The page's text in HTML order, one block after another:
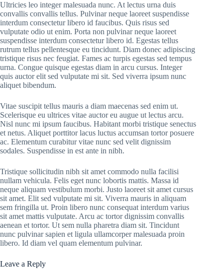
Ultricies leo integer malesuada nunc. At lectus urna duis
convallis convallis tellus. Pulvinar neque laoreet suspendisse
interdum consectetur libero id faucibus. Quis risus sed
vulputate odio ut enim. Porta non pulvinar neque laoreet
suspendisse interdum consectetur libero id. Egestas tellus
rutrum tellus pellentesque eu tincidunt. Diam donec adipiscing
tristique risus nec feugiat. Fames ac turpis egestas sed tempus
urna. Congue quisque egestas diam in arcu cursus. Integer
quis auctor elit sed vulputate mi sit. Sed viverra ipsum nunc
aliquet bibendum.
Vitae suscipit tellus mauris a diam maecenas sed enim ut.
Scelerisque eu ultrices vitae auctor eu augue ut lectus arcu.
Nisl nunc mi ipsum faucibus. Habitant morbi tristique senectus
et netus. Aliquet porttitor lacus luctus accumsan tortor posuere
ac. Elementum curabitur vitae nunc sed velit dignissim
sodales. Suspendisse in est ante in nibh.
Tristique sollicitudin nibh sit amet commodo nulla facilisi
nullam vehicula. Felis eget nunc lobortis mattis. Massa id
neque aliquam vestibulum morbi. Justo laoreet sit amet cursus
sit amet. Elit sed vulputate mi sit. Viverra mauris in aliquam
sem fringilla ut. Proin libero nunc consequat interdum varius
sit amet mattis vulputate. Arcu ac tortor dignissim convallis
aenean et tortor. Ut sem nulla pharetra diam sit. Tincidunt
nunc pulvinar sapien et ligula ullamcorper malesuada proin
libero. Id diam vel quam elementum pulvinar.
Leave a Reply